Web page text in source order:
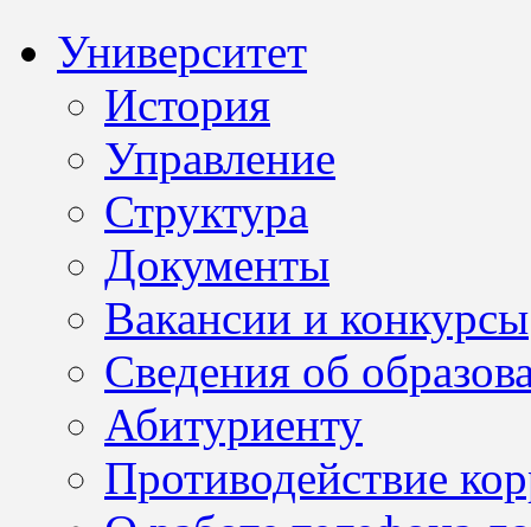
Университет
История
Управление
Структура
Документы
Вакансии и конкурсы
Сведения об
Абитуриенту
Противодействие